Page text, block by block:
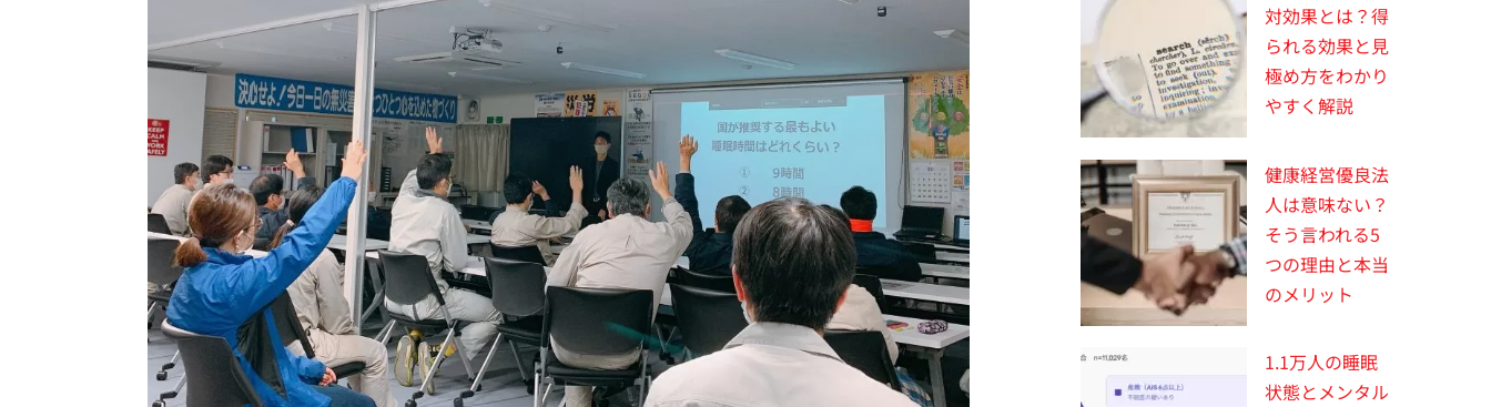
対効果とは？得
られる効果と見
極め方をわかり
やすく解説
健康経営優良法
人は意味ない？
そう言われる5
つの理由と本当
のメリット
1.1万人の睡眠
状態とメンタル